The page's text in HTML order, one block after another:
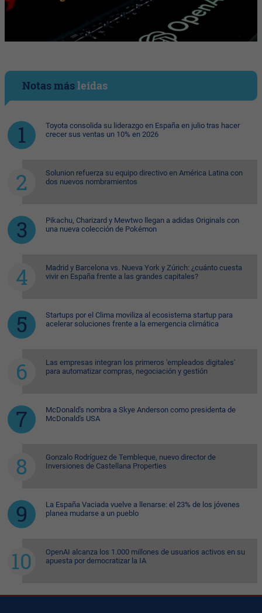
Notas másleídas
Toyota consolida su liderazgo en España en julio tras hacer
crecer sus ventas un 10% en 2026
Solunion refuerza su equipo directivo en América Latina con
dos nuevos nombramientos
Pikachu, Charizard y Mewtwo llegan a adidas Originals con
una nueva colección de Pokémon
Madrid y Barcelona vs. Nueva York y Zúrich: ¿cuánto cuesta
vivir en España frente a las grandes capitales?
Startups por el Clima moviliza al ecosistema startup para
acelerar soluciones frente a la emergencia climática
Las empresas integran los primeros 'empleados digitales'
para automatizar compras, negociación y gestión
McDonald's nombra a Skye Anderson como presidenta de
McDonald's USA
Gonzalo Rodríguez de Tembleque, nuevo director de
Inversiones de Castellana Properties
La España Vaciada vuelve a llenarse: el 23% de los jóvenes
planea mudarse a un pueblo
OpenAI alcanza los 1.000 millones de usuarios activos en su
apuesta por democratizar la IA